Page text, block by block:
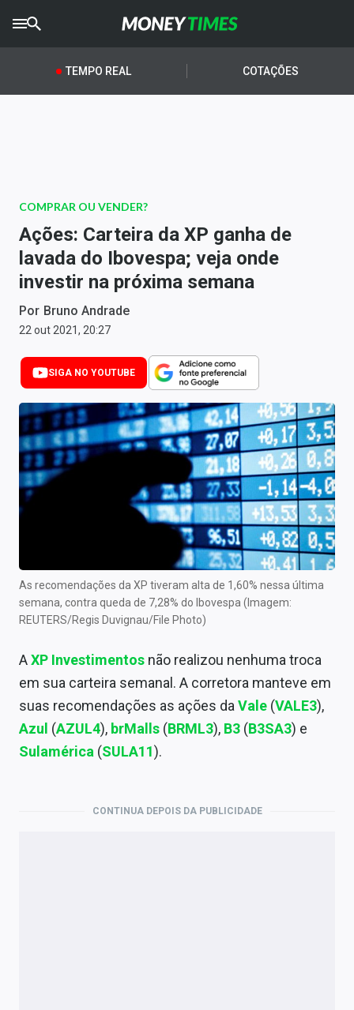
CRYPTOTIMES
AGROTIMES
Newsletters
Money Trader
Anuncie
Últimas Notícias
Newsletters
Cotações
Comprar ou vender?
Carteiras Recomendadas
Central de Dividendos
Central dos IPOs
Renda Fixa
Mercados
Economia
Empresas
TEMPO REAL COTAÇÕES
COMPRAR OU VENDER?
Ações: Carteira da XP ganha de
lavada do Ibovespa; veja onde
investir na próxima semana
Por Bruno Andrade
22 out 2021, 20:27
SIGA NO YOUTUBE
As recomendações da XP tiveram alta de 1,60% nessa última
semana, contra queda de 7,28% do Ibovespa (Imagem:
REUTERS/Regis Duvignau/File Photo)
AXP Investimentos não realizou nenhuma troca
em sua carteira semanal. A corretora manteve em
suas recomendações as ações daVale (VALE3),
Azul (AZUL4), brMalls (BRML3), B3 (B3SA3) e
Sulamérica (SULA11).
CONTINUA DEPOIS DA PUBLICIDADE